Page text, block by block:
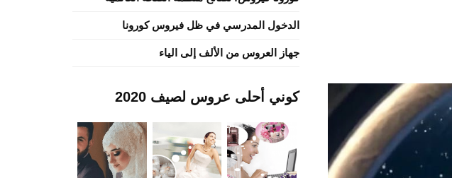
الدخول المدرسي في ظل فيروس كورونا
جهاز العروس من الألف إلى الياء
كوني أحلى عروس لصيف 2020